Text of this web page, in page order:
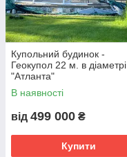
Купольний будинок -
Геокупол 22 м. в діаметрі
"Атланта"
В наявності
від 499 000 ₴
Купити